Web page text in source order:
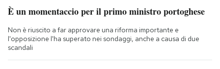
È un momentaccio per il primo ministro portoghese
Non è riuscito a far approvare una riforma importante e
l'opposizione l'ha superato nei sondaggi, anche a causa di due
scandali